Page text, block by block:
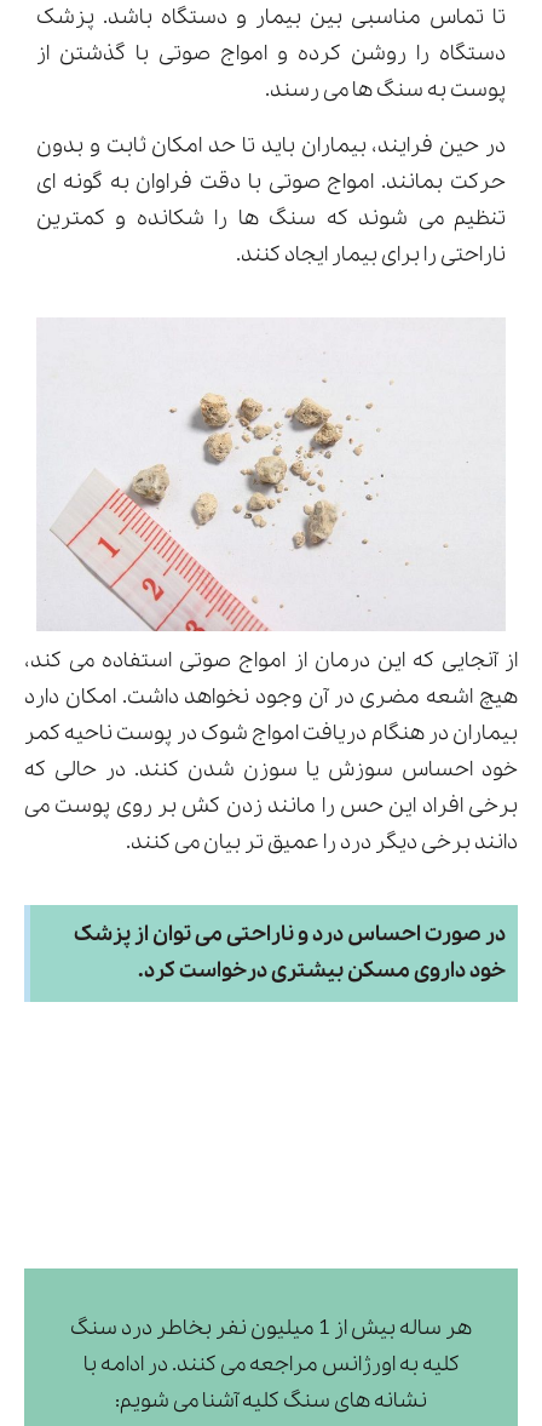
تا تماس مناسبی بین بیمار و دستگاه باشد. پزشک
دستگاه را روشن کرده و امواج صوتی با گذشتن از
پوست به سنگ ها می رسند.
در حین فرایند، بیماران باید تا حد امکان ثابت و بدون
حرکت بمانند. امواج صوتی با دقت فراوان به گونه ای
تنظیم می شوند که سنگ ها را شکانده و کمترین
ناراحتی را برای بیمار ایجاد کنند.
از آنجایی که این درمان از امواج صوتی استفاده می کند،
هیچ اشعه مضری در آن وجود نخواهد داشت. امکان دارد
بیماران در هنگام دریافت امواج شوک در پوست ناحیه کمر
خود احساس سوزش یا سوزن شدن کنند. در حالی که
برخی افراد این حس را مانند زدن کش بر روی پوست می
دانند برخی دیگر درد را عمیق تر بیان می کنند.
در صورت احساس درد و ناراحتی می توان از پزشک
خود داروی مسکن بیشتری درخواست کرد.
هر ساله بیش از 1 میلیون نفر بخاطر درد سنگ
کلیه به اورژانس مراجعه می کنند. در ادامه با
نشانه های سنگ کلیه آشنا می شویم: